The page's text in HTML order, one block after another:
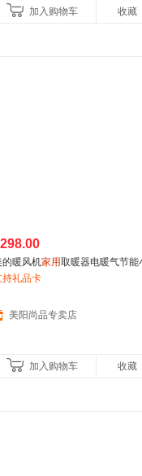
加入购物车 收藏
的暖风机家用取暖器电暖气节能
阳电暖风卧室客厅立式热风机
持礼品卡
美阳尚品专卖店
加入购物车 收藏